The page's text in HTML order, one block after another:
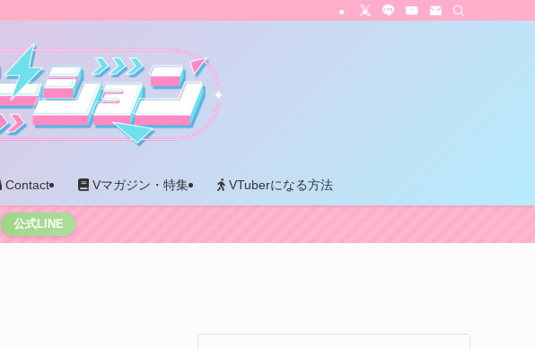
Contact Vマガジン・特集 VTuberになる方法
公式LINE